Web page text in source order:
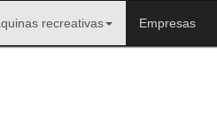
recreativas Empresas